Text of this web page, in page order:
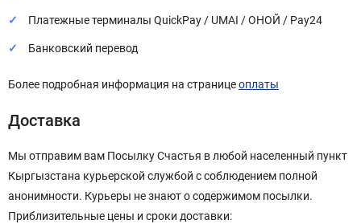
Платежные терминалы QuickPay / UMAI / ОНОЙ / Pay24
Банковский перевод
Более подробная информация на страницеоплаты
Доставка
Мы отправим вам Посылку Счастья в любой населенный пункт
Кыргызстана курьерской службой с соблюдением полной
анонимности. Курьеры не знают о содержимом посылки.
Приблизительные цены и сроки доставки: